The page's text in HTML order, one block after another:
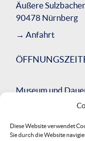
Diese Website verwendet
Sie durch die Website
Äußere
90478 Nürnberg
→ Anfahrt
Museum und
einer
Wir werden Sie